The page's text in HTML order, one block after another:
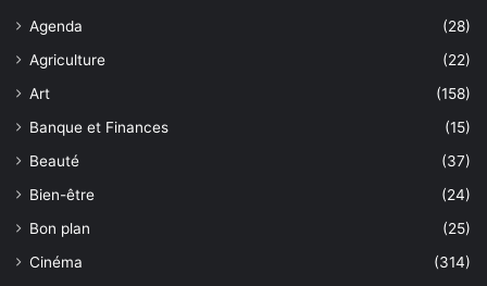
Agenda
(28)
Agriculture
(22)
Art
(158)
Banque et Finances
(15)
Beauté
(37)
Bien-être
(24)
Bon plan
(25)
Cinéma
(314)